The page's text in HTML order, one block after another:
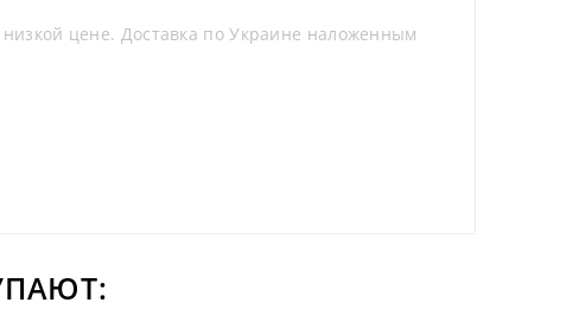
цене. Доставка по Украине наложенным